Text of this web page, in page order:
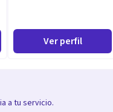
Ver perfil
a tu servicio.